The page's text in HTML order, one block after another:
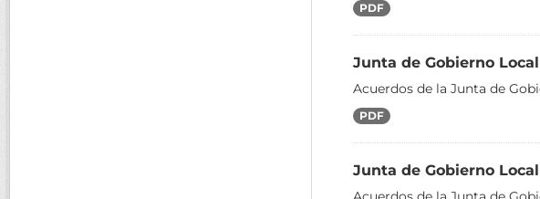
PDF
Junta de Gobierno
Acuerdos de la Junta de
PDF
Junta de Gobierno